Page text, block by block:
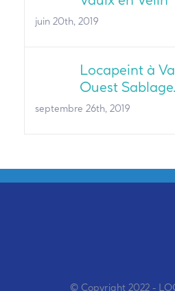
juin 20th, 2019
Locapeint à
Ouest
septembre 26th, 2019
© Copyright 2022 -